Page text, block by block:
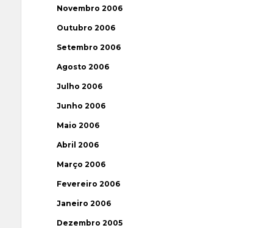
Novembro 2006
Outubro 2006
Setembro 2006
Agosto 2006
Julho 2006
Junho 2006
Maio 2006
Abril 2006
Março 2006
Fevereiro 2006
Janeiro 2006
Dezembro 2005